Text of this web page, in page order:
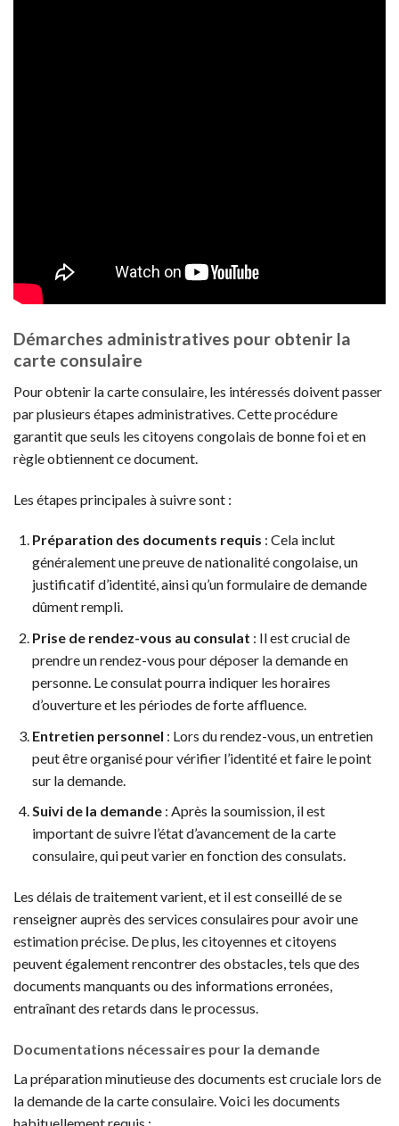
Démarches administratives pour obtenir la
carte consulaire
Pour obtenir la carte consulaire, les intéressés doivent passer
par plusieurs étapes administratives. Cette procédure
garantit que seuls les citoyens congolais de bonne foi et en
règle obtiennent ce document.
Les étapes principales à suivre sont :
Préparation des documents requis : Cela inclut
généralement une preuve de nationalité congolaise, un
justificatif d’identité, ainsi qu’un formulaire de demande
dûment rempli.
Prise de rendez-vous au consulat : Il est crucial de
prendre un rendez-vous pour déposer la demande en
personne. Le consulat pourra indiquer les horaires
d’ouverture et les périodes de forte affluence.
Entretien personnel : Lors du rendez-vous, un entretien
peut être organisé pour vérifier l’identité et faire le point
sur la demande.
Suivi de la demande: Après la soumission, il est
important de suivre l’état d’avancement de la carte
consulaire, qui peut varier en fonction des consulats.
Les délais de traitement varient, et il est conseillé de se
renseigner auprès des services consulaires pour avoir une
estimation précise. De plus, les citoyennes et citoyens
peuvent également rencontrer des obstacles, tels que des
documents manquants ou des informations erronées,
entraînant des retards dans le processus.
Documentations nécessaires pour la demande
La préparation minutieuse des documents est cruciale lors de
la demande de la carte consulaire. Voici les documents